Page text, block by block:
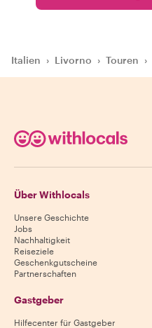
Italien › Livorno › Touren ›
Über Withlocals
Unsere Geschichte
Jobs
Nachhaltigkeit
Reiseziele
Geschenkgutscheine
Partnerschaften
Gastgeber
Hilfecenter für Gastgeber